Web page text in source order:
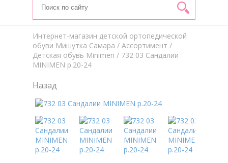
Интернет-магазин детской ортопедической
обуви Мишутка Самара / Aссортимент /
Детская обувь Minimen / 732 03 Сандалии
MINIMEN р.20-24
Назад